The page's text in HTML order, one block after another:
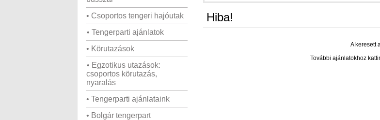
• Csoportos tengeri hajóutak
• Tengerparti ajánlatok
• Körutazások
• Egzotikus utazások:
csoportos körutazás,
nyaralás
• Tengerparti ajánlataink
• Bolgár tengerpart
Hiba!
A keresett
További ajánlatokhoz